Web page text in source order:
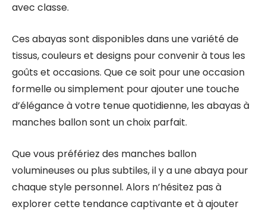
avec classe.
Ces abayas sont disponibles dans une variété de
tissus, couleurs et designs pour convenir à tous les
goûts et occasions. Que ce soit pour une occasion
formelle ou simplement pour ajouter une touche
d’élégance à votre tenue quotidienne, les abayas à
manches ballon sont un choix parfait.
Que vous préfériez des manches ballon
volumineuses ou plus subtiles, il y a une abaya pour
chaque style personnel. Alors n’hésitez pas à
explorer cette tendance captivante et à ajouter